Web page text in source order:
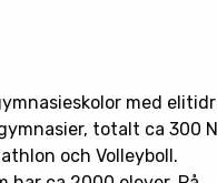
med
totalt ca 300
och Volleyboll.